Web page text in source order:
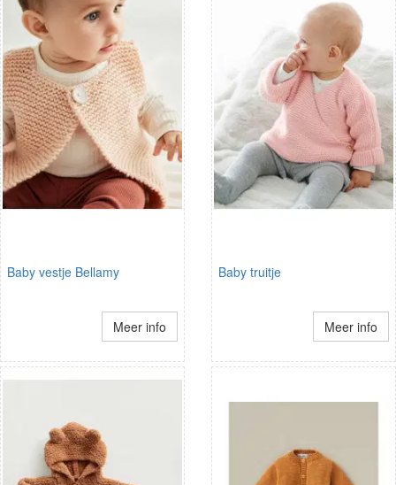
Baby vestje Bellamy
Meer info
Baby truitje
Meer info